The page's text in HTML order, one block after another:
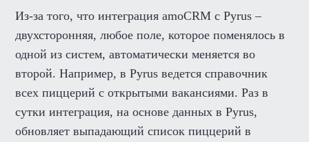
Из-за того, что интеграция amoCRM с Pyrus –
двухсторонняя, любое поле, которое поменялось в
одной из систем, автоматически меняется во
второй. Например, в Pyrus ведется справочник
всех пиццерий с открытыми вакансиями. Раз в
сутки интеграция, на основе данных в Pyrus,
обновляет выпадающий список пиццерий в